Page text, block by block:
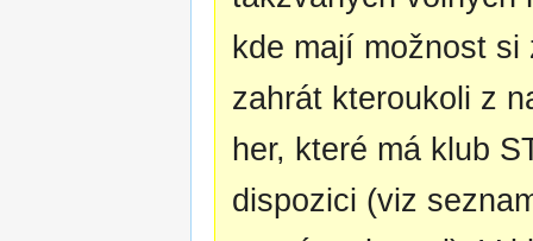
kde mají možnost si
zahrát kteroukoli z
her, které má klub
dispozici (viz